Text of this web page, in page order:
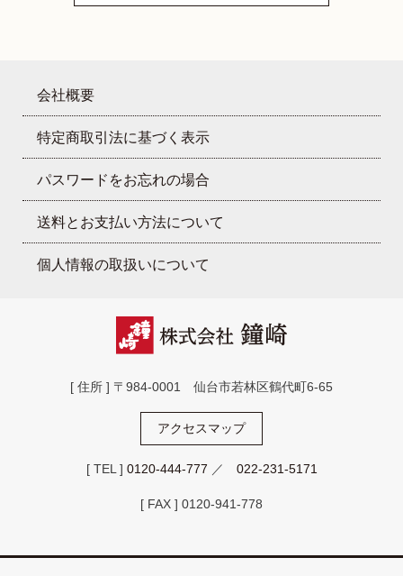
会社概要
特定商取引法に基づく表示
パスワードをお忘れの場合
送料とお支払い方法について
個人情報の取扱いについて
[ 住所 ] 〒984-0001 仙台市若林区鶴代町6-65
アクセスマップ
[ TEL ] 0120-444-777 ／ 022-231-5171
[ FAX ] 0120-941-778